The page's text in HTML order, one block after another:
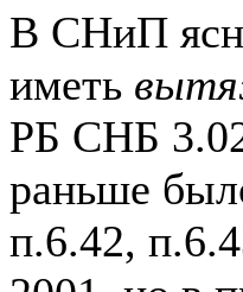
В СНиП
иметь
РБ СНБ
раньше
п.6.42,